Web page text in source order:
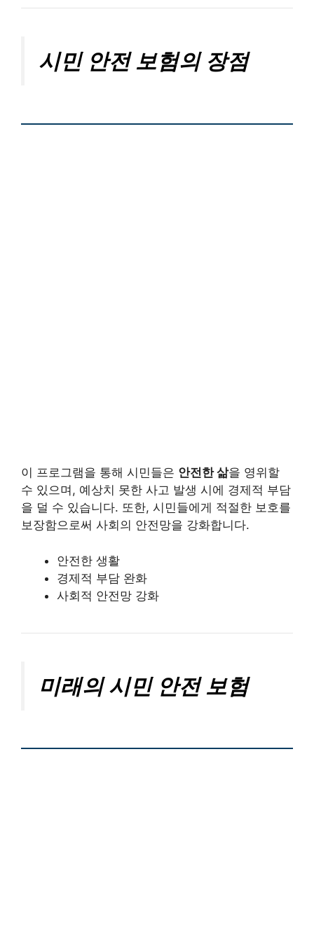
시민 안전 보험의 장점
이 프로그램을 통해 시민들은 안전한 삶을 영위할
수 있으며, 예상치 못한 사고 발생 시에 경제적 부담
을 덜 수 있습니다. 또한, 시민들에게 적절한 보호를
보장함으로써 사회의 안전망을 강화합니다.
안전한 생활
경제적 부담 완화
사회적 안전망 강화
미래의 시민 안전 보험